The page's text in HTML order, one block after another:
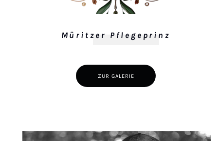
Müritzer Pflegeprinz
ZUR GALERIE